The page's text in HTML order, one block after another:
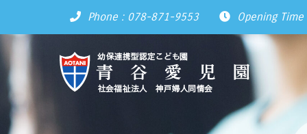
Phone : 078-871-9553 Opening